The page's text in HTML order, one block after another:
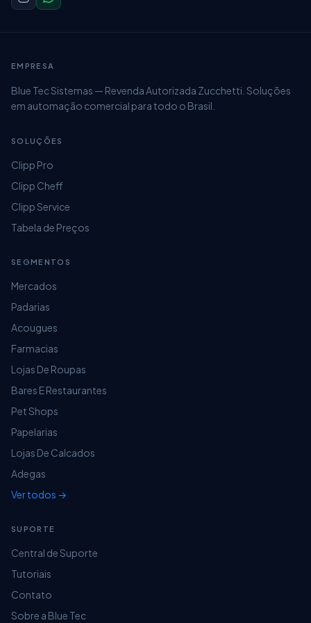
EMPRESA
Blue Tec Sistemas — Revenda Autorizada Zucchetti. Soluções
em automação comercial para todo o Brasil.
SOLUÇÕES
Clipp Pro
Clipp Cheff
Clipp Service
Tabela de Preços
SEGMENTOS
Mercados
Padarias
Acougues
Farmacias
Lojas De Roupas
Bares E Restaurantes
Pet Shops
Papelarias
Lojas De Calcados
Adegas
Ver todos →
SUPORTE
Central de Suporte
Tutoriais
Contato
Sobre a Blue Tec